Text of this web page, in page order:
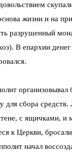
жизни и на
разрушенный
В епархии
организовывал
для сбора
с ящичками, и
к Церкви,
начал